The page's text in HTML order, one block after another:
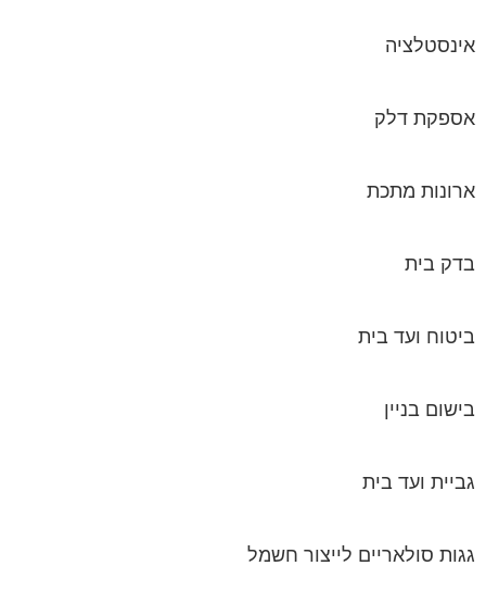
אינסטלציה
אספקת דלק
ארונות מתכת
בדק בית
ביטוח ועד בית
בישום בניין
גביית ועד בית
גגות סולאריים לייצור חשמל